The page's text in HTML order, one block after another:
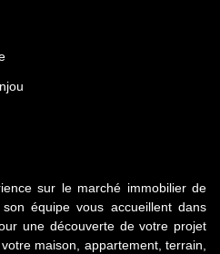
sur le marché immobilier de
équipe vous accueillent dans
une découverte de votre projet
maison, appartement, terrain,